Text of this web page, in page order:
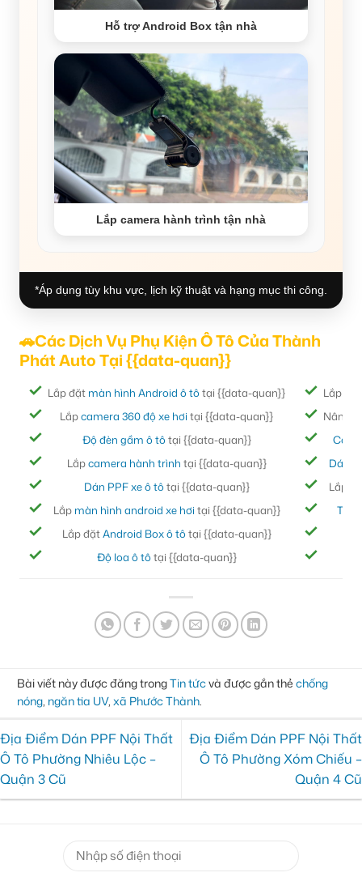
Hỗ trợ Android Box tận nhà
Lắp camera hành trình tận nhà
*Áp dụng tùy khu vực, lịch kỹ thuật và hạng mục thi công.
🚗Các Dịch Vụ Phụ Kiện Ô Tô Của Thành
Phát Auto Tại {{data-quan}}
Lắp đặt màn hình Android ô tôtại {{data-quan}}
Lắpcamera 360 độ xe hơi tại {{data-quan}}
Độ đèn gầm ô tôtại {{data-quan}}
Lắpcamera hành trình tại {{data-quan}}
Dán PPF xe ô tôtại {{data-quan}}
Lắp màn hình android xe hơi tại {{data-quan}}
Lắp đặtAndroid Box ô tôtại {{data-quan}}
Độ loa ô tôtại {{data-quan}}
Lắp
Nâng
Dán
Lắp
Bài viết này được đăng trongTin tứcvà được gắn thẻ chống
nóng, ngăn tia UV, xã Phước Thành.
Địa Điểm Dán PPF Nội Thất
Ô Tô Phường Nhiêu Lộc –
Quận 3 Cũ
Địa Điểm Dán PPF Nội Thất
Ô Tô Phường Xóm Chiếu –
Quận 4 Cũ